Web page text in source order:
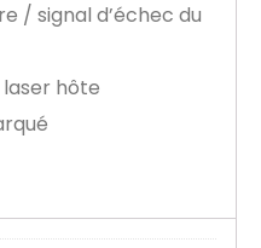
/ signal d’échec du
hôte